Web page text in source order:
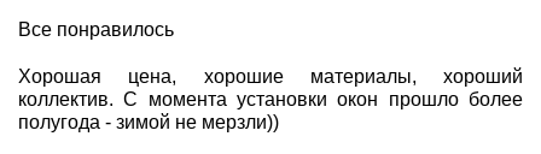
Все понравилось
Хорошая цена, хорошие материалы, хороший
коллектив. С момента установки окон прошло более
полугода - зимой не мерзли))